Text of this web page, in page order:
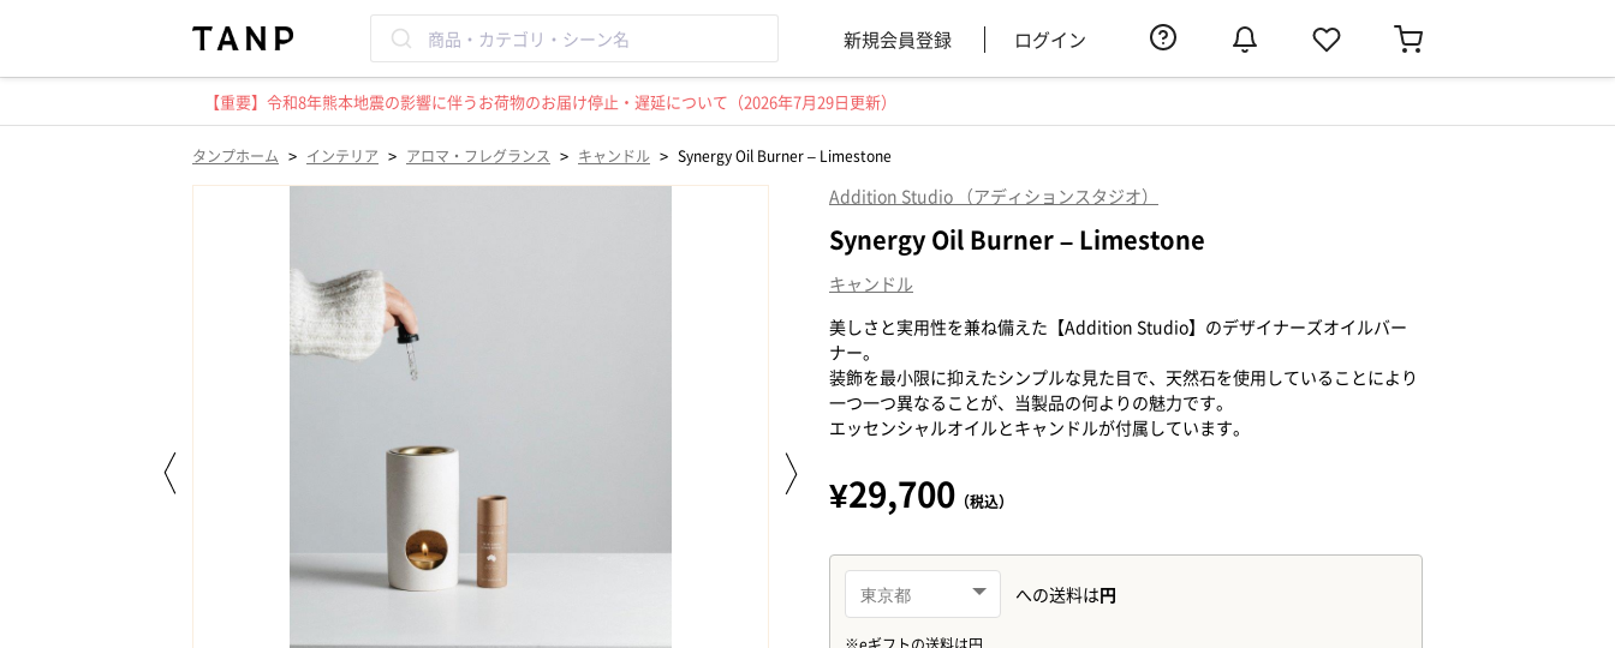
新規会員登録 ログイン
【重要】令和8年熊本地震の影響に伴うお荷物のお届け停止・遅延について（2026年7月29日更新）
タンプホーム > インテリア > アロマ・フレグランス > キャンドル > Synergy Oil Burner – Limestone
Addition Studio （アディションスタジオ）
Synergy Oil Burner – Limestone
キャンドル
美しさと実用性を兼ね備えた【Addition Studio】のデザイナーズオイルバー
ナー。
装飾を最小限に抑えたシンプルな見た目で、天然石を使用していることにより
一つ一つ異なることが、当製品の何よりの魅力です。
エッセンシャルオイルとキャンドルが付属しています。
¥29,700 （税込）